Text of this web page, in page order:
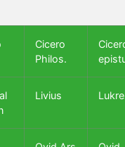
Cicero
Philos.
Livius